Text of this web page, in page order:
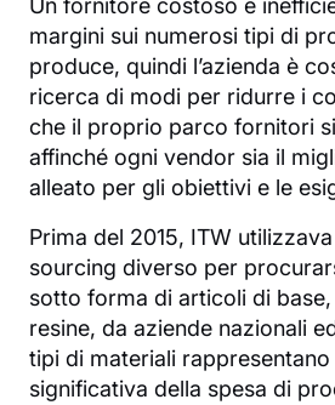
Un fornitore costoso e
margini sui numerosi tipi di
produce, quindi l’azienda è
ricerca di modi per ridurre i
che il proprio parco fornitori
affinché ogni vendor sia il
alleato per gli obiettivi e le
Prima del 2015, ITW
sourcing diverso per
sotto forma di articoli di
resine, da aziende nazionali
tipi di materiali
significativa della spesa di